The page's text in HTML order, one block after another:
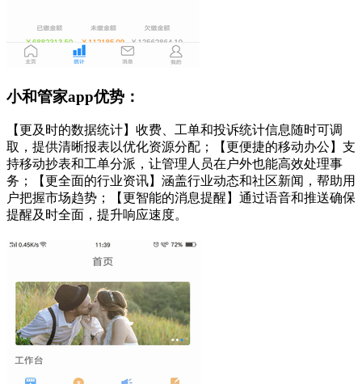
小和管家app优势：
【更及时的数据统计】收费、工单和投诉统计信息随时可调
取，提供清晰报表以优化资源分配；【更便捷的移动办公】支
持移动抄表和工单分派，让管理人员在户外也能高效处理事
务；【更全面的行业资讯】涵盖行业动态和社区新闻，帮助用
户把握市场趋势；【更智能的消息提醒】通过语音和推送确保
提醒及时全面，提升响应速度。